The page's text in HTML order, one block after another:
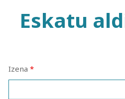
Eskatu
Izena *